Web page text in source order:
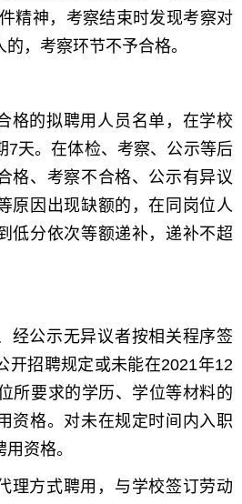
精神，考察结束时发现考察对
，考察环节不予合格。
格的拟聘用人员名单，在学校
7天。在体检、考察、公示等后
格、考察不合格、公示有异议
原因出现缺额的，在同岗位人
低分依次等额递补，递补不超
经公示无异议者按相关程序签
开招聘规定或未能在2021年12
所要求的学历、学位等材料的
资格。对未在规定时间内入职
资格。
理方式聘用，与学校签订劳动